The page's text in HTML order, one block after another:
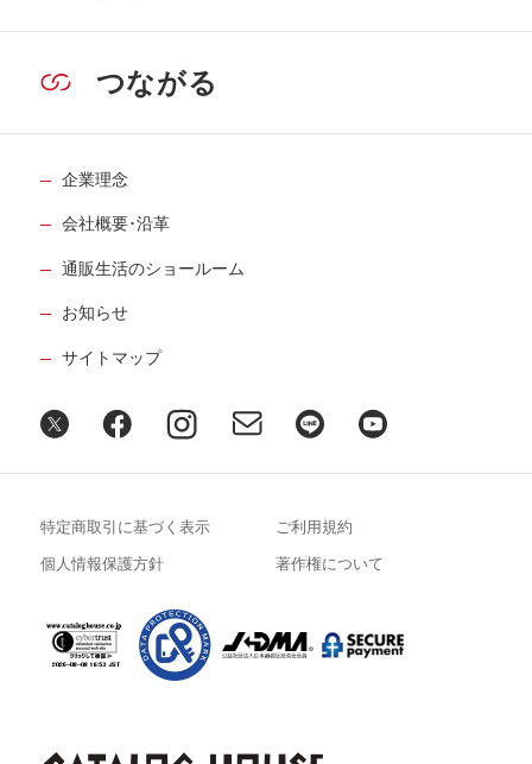
つながる
企業理念
会社概要･沿革
通販生活のショールーム
お知らせ
サイトマップ
特定商取引に基づく表示 ご利用規約
個人情報保護方針 著作権について